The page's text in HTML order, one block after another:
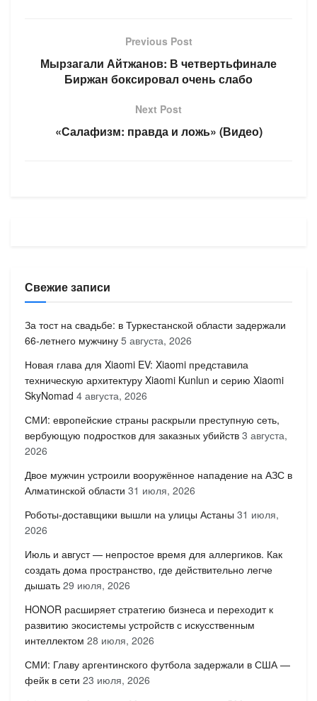
Previous Post
Мырзагали Айтжанов: В четвертьфинале
Биржан боксировал очень слабо
Next Post
«Салафизм: правда и ложь» (Видео)
Свежие записи
За тост на свадьбе: в Туркестанской области задержали
66-летнего мужчину 5 августа, 2026
Новая глава для Xiaomi EV: Xiaomi представила
техническую архитектуру Xiaomi Kunlun и серию Xiaomi
SkyNomad 4 августа, 2026
СМИ: европейские страны раскрыли преступную сеть,
вербующую подростков для заказных убийств 3 августа,
2026
Двое мужчин устроили вооружённое нападение на АЗС в
Алматинской области 31 июля, 2026
Роботы-доставщики вышли на улицы Астаны 31 июля,
2026
Июль и август — непростое время для аллергиков. Как
создать дома пространство, где действительно легче
дышать 29 июля, 2026
HONOR расширяет стратегию бизнеса и переходит к
развитию экосистемы устройств с искусственным
интеллектом 28 июля, 2026
СМИ: Главу аргентинского футбола задержали в США —
фейк в сети 23 июля, 2026